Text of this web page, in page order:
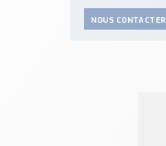
NOUS CONTACTER